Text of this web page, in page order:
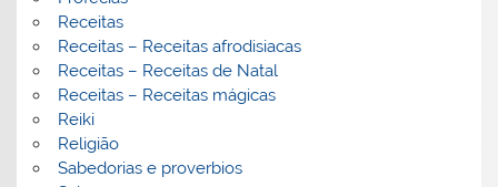
Receitas
Receitas – Receitas afrodisiacas
Receitas – Receitas de Natal
Receitas – Receitas mágicas
Reiki
Religião
Sabedorias e proverbios